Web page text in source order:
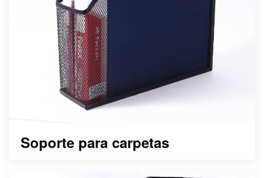
Soporte para carpetas